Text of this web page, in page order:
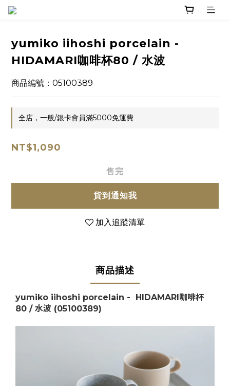
yumiko iihoshi porcelain -
HIDAMARI咖啡杯80 / 水波
商品編號：05100389
全店，一般/銀卡會員滿5000免運費
NT$1,090
售完
貨到通知我
加入追蹤清單
商品描述
yumiko iihoshi porcelain - HIDAMARI咖啡杯
80 / 水波 (05100389)